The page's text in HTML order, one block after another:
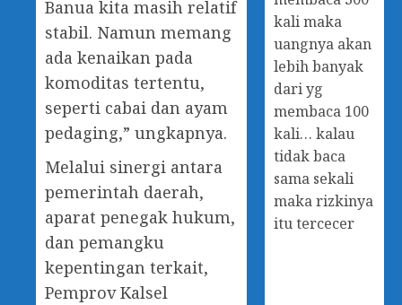
Banua kita masih relatif
stabil. Namun memang
ada kenaikan pada
komoditas tertentu,
seperti cabai dan ayam
pedaging,” ungkapnya.
Melalui sinergi antara
pemerintah daerah,
aparat penegak hukum,
dan pemangku
kepentingan terkait,
Pemprov Kalsel
kali maka
uangnya akan
lebih banyak
dari yg
membaca 100
kali… kalau
tidak baca
sama sekali
maka rizkinya
itu tercecer